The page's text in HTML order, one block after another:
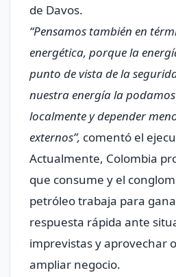
de Davos.
“Pensamos también en
energética, porque la
punto de vista de la
nuestra energía la
localmente y depender
externos”, comentó el
Actualmente, Colombia
que consume y el
petróleo trabaja para
respuesta rápida ante
imprevistas y aprovechar
ampliar negocio.